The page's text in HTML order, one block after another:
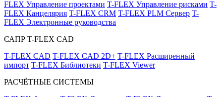
FLEX Управление проектами T-FLEX Управление рисками T-
FLEX Канцелярия T-FLEX CRM T-FLEX PLM Сервер T-
FLEX Электронные руководства
САПР T-FLEX CAD
T-FLEX CAD T-FLEX CAD 2D+ T-FLEX Расширенный
импорт T-FLEX Библиотеки T-FLEX Viewer
РАСЧЁТНЫЕ СИСТЕМЫ